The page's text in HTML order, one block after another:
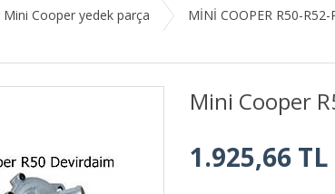
Mini Cooper yedek parça MİNİ COOPER R50-
Mini Cooper
1.925,66 TL